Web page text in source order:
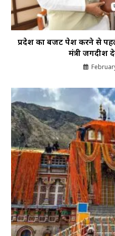
प्रदेश का बजट पेश करने से पहले
मंत्री जगदीश